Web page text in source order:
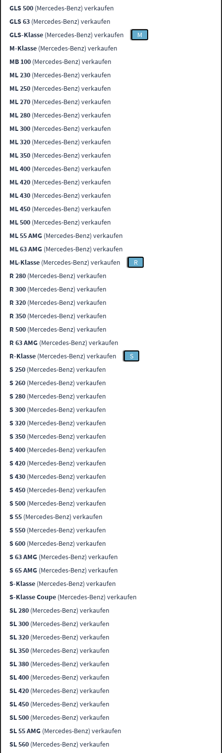
GLS 500 (Mercedes-Benz) verkaufen
GLS 63 (Mercedes-Benz) verkaufen
GLS-Klasse (Mercedes-Benz) verkaufen
M
M-Klasse (Mercedes-Benz) verkaufen
MB 100 (Mercedes-Benz) verkaufen
ML 230 (Mercedes-Benz) verkaufen
ML 250 (Mercedes-Benz) verkaufen
ML 270 (Mercedes-Benz) verkaufen
ML 280 (Mercedes-Benz) verkaufen
ML 300 (Mercedes-Benz) verkaufen
ML 320 (Mercedes-Benz) verkaufen
ML 350 (Mercedes-Benz) verkaufen
ML 400 (Mercedes-Benz) verkaufen
ML 420 (Mercedes-Benz) verkaufen
ML 430 (Mercedes-Benz) verkaufen
ML 450 (Mercedes-Benz) verkaufen
ML 500 (Mercedes-Benz) verkaufen
ML 55 AMG (Mercedes-Benz) verkaufen
ML 63 AMG (Mercedes-Benz) verkaufen
ML-Klasse (Mercedes-Benz) verkaufen
R
R 280 (Mercedes-Benz) verkaufen
R 300 (Mercedes-Benz) verkaufen
R 320 (Mercedes-Benz) verkaufen
R 350 (Mercedes-Benz) verkaufen
R 500 (Mercedes-Benz) verkaufen
R 63 AMG (Mercedes-Benz) verkaufen
R-Klasse (Mercedes-Benz) verkaufen
S
S 250 (Mercedes-Benz) verkaufen
S 260 (Mercedes-Benz) verkaufen
S 280 (Mercedes-Benz) verkaufen
S 300 (Mercedes-Benz) verkaufen
S 320 (Mercedes-Benz) verkaufen
S 350 (Mercedes-Benz) verkaufen
S 400 (Mercedes-Benz) verkaufen
S 420 (Mercedes-Benz) verkaufen
S 430 (Mercedes-Benz) verkaufen
S 450 (Mercedes-Benz) verkaufen
S 500 (Mercedes-Benz) verkaufen
S 55 (Mercedes-Benz) verkaufen
S 550 (Mercedes-Benz) verkaufen
S 600 (Mercedes-Benz) verkaufen
S 63 AMG (Mercedes-Benz) verkaufen
S 65 AMG (Mercedes-Benz) verkaufen
S-Klasse (Mercedes-Benz) verkaufen
S-Klasse Coupe (Mercedes-Benz) verkaufen
SL 280 (Mercedes-Benz) verkaufen
SL 300 (Mercedes-Benz) verkaufen
SL 320 (Mercedes-Benz) verkaufen
SL 350 (Mercedes-Benz) verkaufen
SL 380 (Mercedes-Benz) verkaufen
SL 400 (Mercedes-Benz) verkaufen
SL 420 (Mercedes-Benz) verkaufen
SL 450 (Mercedes-Benz) verkaufen
SL 500 (Mercedes-Benz) verkaufen
SL 55 AMG (Mercedes-Benz) verkaufen
SL 560 (Mercedes-Benz) verkaufen